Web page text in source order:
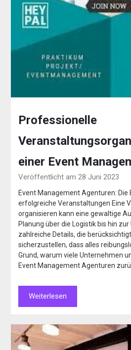
Professionelle
einer Event
Veröffentlicht am 28 Juni 2023
Event Management Agenturen: Die
erfolgreiche Veranstaltungen Eine
organisieren kann eine gewaltige
Planung über die Logistik bis hin
zahlreiche Details, die
sicherzustellen, dass alles
Grund, warum viele Unternehmen
Event Management Agenturen
Weiterlesen